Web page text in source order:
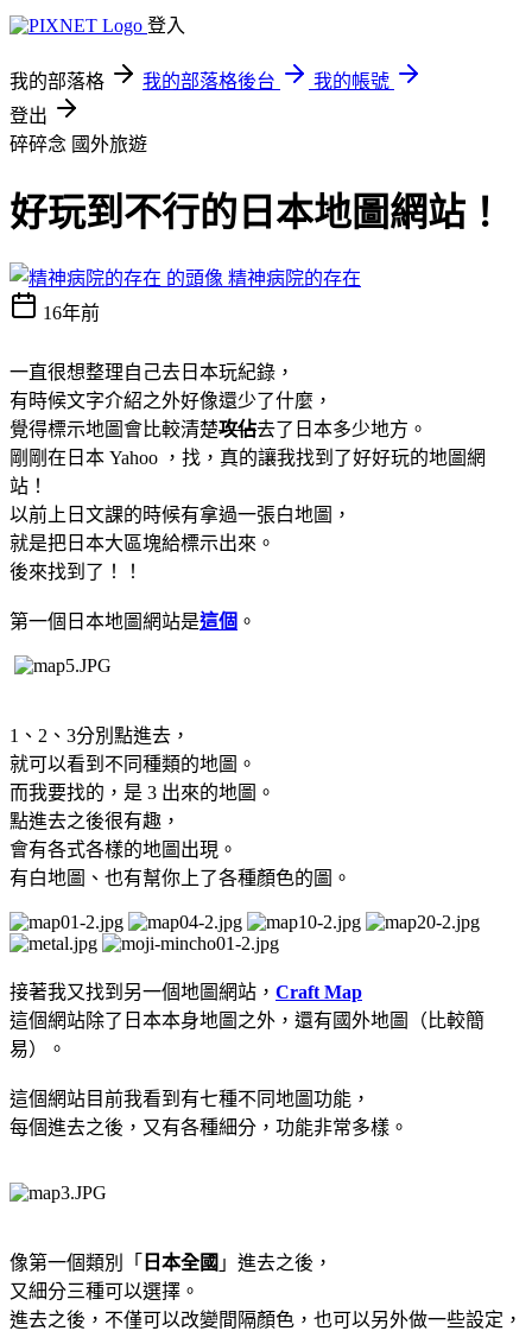
登入
我的部落格 我的部落格後台
我的帳號
登出
碎碎念 國外旅遊
好玩到不行的日本地圖網站！
精神病院的存在
16年前
一直很想整理自己去日本玩紀錄，
有時候文字介紹之外好像還少了什麼，
覺得標示地圖會比較清楚攻佔去了日本多少地方 。
剛剛在日本 Yahoo ，找，真的讓我找到了好好玩的地圖網
站！
以前上日文課的時候有拿過一張白地圖，
就是把日本大區塊給標示出來。
後來找到了！！
第一個日本地圖網站是這個 。
1、2、3分別點進去，
就可以看到不同種類的地圖。
而我要找的，是 3 出來的地圖。
點進去之後很有趣，
會有各式各樣的地圖出現。
有白地圖、也有幫你上了各種顏色的圖。
接著我又找到另一個地圖網站， Craft Map
這個網站除了日本本身地圖之外，還有國外地圖（比較簡
易）。
這個網站目前我看到有七種不同地圖功能，
每個進去之後，又有各種細分，功能非常多樣。
像第一個類別「 日本全國 」進去之後，
又細分三種可以選擇。
進去之後，不僅可以改變間隔顏色，也可以另外做一些設定，